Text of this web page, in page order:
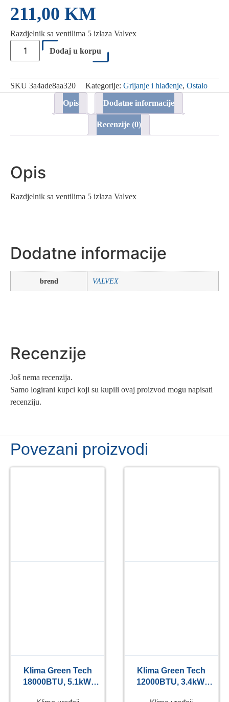
211,00 KM
Razdjelnik sa ventilima 5 izlaza Valvex
Razdjelnik
ventilima
Valvex
količina
Dodaj u korpu
SKU 3a4ade8aa320 Kategorije: Grijanje i hlađenje, Ostalo
Opis
Dodatne informacije
Recenzije (0)
Opis
Razdjelnik sa ventilima 5 izlaza Valvex
Dodatne informacije
brend VALVEX
Recenzije
Još nema recenzija.
Samo logirani kupci koji su kupili ovaj proizvod mogu napisati
recenziju.
Povezani proizvodi
Klima Green Tech
18000BTU, 5.1kW,
Klima Green Tech
12000BTU, 3.4kW,